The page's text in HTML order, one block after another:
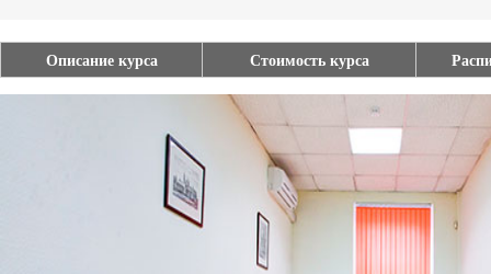
Описание курса Стоимость курса